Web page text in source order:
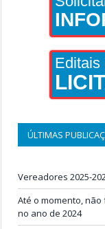
Editais
ÚLTIMAS
Vereadores 2025-
Até o momento,
no ano de 2024